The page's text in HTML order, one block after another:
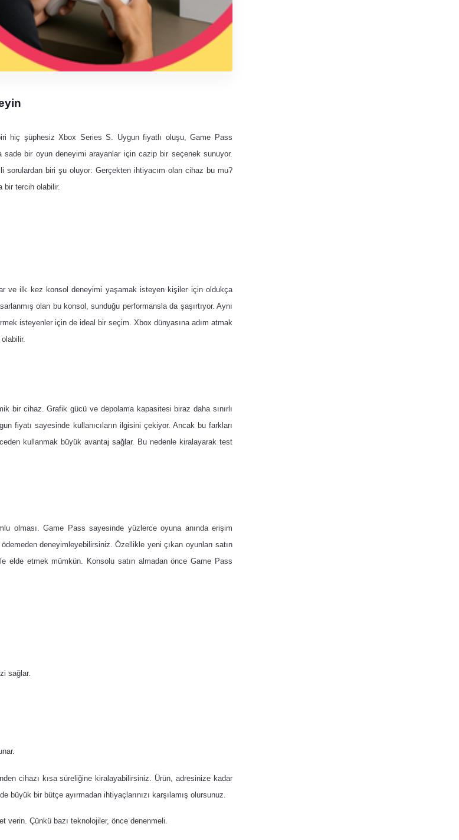
hiç şüphesiz Xbox Series S. Uygun fiyatlı oluşu, Game Pass
bir oyun deneyimi arayanlar için cazip bir seçenek sunuyor.
sorulardan biri şu oluyor: Gerçekten ihtiyacım olan cihaz bu mu?
bir tercih olabilir.
ve ilk kez konsol deneyimi yaşamak isteyen kişiler için oldukça
olan bu konsol, sunduğu performansla da şaşırtıyor. Aynı
isteyenler için de ideal bir seçim. Xbox dünyasına adım atmak
bir cihaz. Grafik gücü ve depolama kapasitesi biraz daha sınırlı
fiyatı sayesinde kullanıcıların ilgisini çekiyor. Ancak bu farkları
kullanmak büyük avantaj sağlar. Bu nedenle kiralayarak test
olması. Game Pass sayesinde yüzlerce oyuna anında erişim
deneyimleyebilirsiniz. Özellikle yeni çıkan oyunları satın
elde etmek mümkün. Konsolu satın almadan önce Game Pass
sağlar.
cihazı kısa süreliğine kiralayabilirsiniz. Ürün, adresinize kadar
bir bütçe ayırmadan ihtiyaçlarınızı karşılamış olursunuz.
verin. Çünkü bazı teknolojiler, önce denenmeli.